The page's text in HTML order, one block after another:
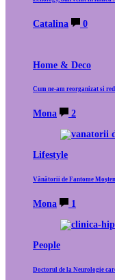
Catalina 0
Home & Deco
Cum ne-am reorganizat si
Mona 2
Lifestyle
Vânătorii de Fantome
Mona 1
People
Doctorul de la Neurologie